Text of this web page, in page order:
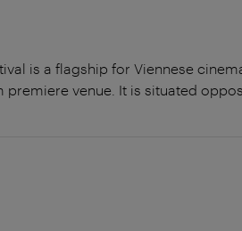
is a flagship for Viennese
premiere venue. It is situated